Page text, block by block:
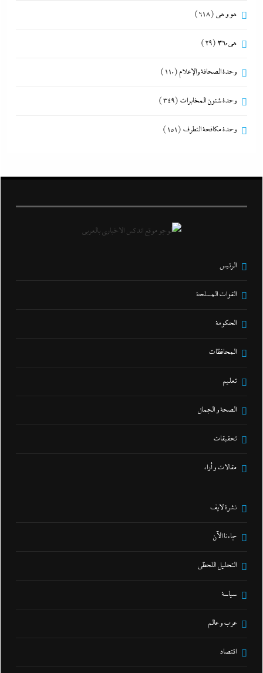
هو و هي (618)
هى360 (29)
وحدة الصحافة والإعلام(110)
وحدة شئون المخابرات (349)
وحدة مكافحة التطرف (151)
الرئيس
القوات المسلحة
الحكومة
المحافظات
تعليم
الصحة و الجمال
تحقيقات
مقالات و أراء
نشرة لايف
جاءنا الآن
التحليل اللحظي
سياسة
عرب و عالم
اقتصاد